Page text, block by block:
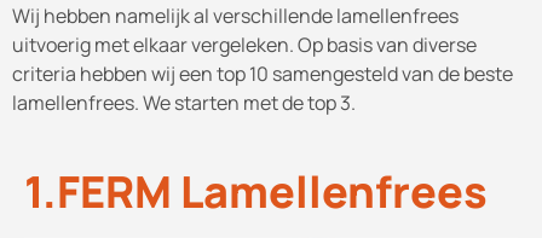
Wij hebben namelijk al verschillende lamellenfrees
uitvoerig met elkaar vergeleken. Op basis van diverse
criteria hebben wij een top 10 samengesteld van de beste
lamellenfrees. We starten met de top 3.
1.FERM Lamellenfrees